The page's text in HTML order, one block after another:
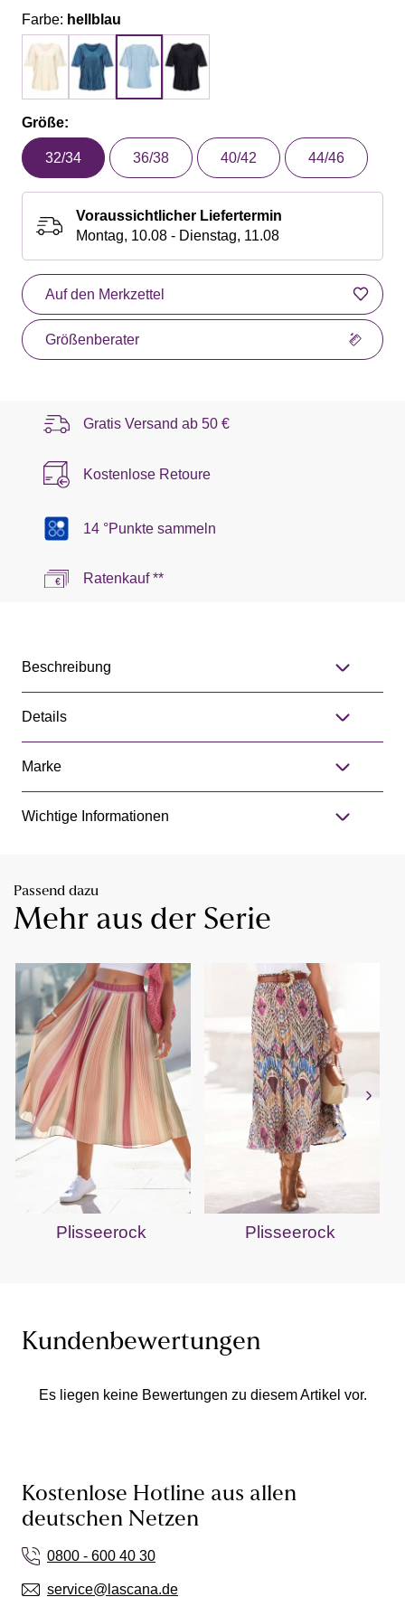
Farbe: hellblau
Größe:
32/34 36/38 40/42 44/46
Voraussichtlicher Liefertermin
Montag, 10.08 - Dienstag, 11.08
Auf den Merkzettel
Größenberater
Gratis Versand ab 50 €
Kostenlose Retoure
14 °Punkte sammeln
Ratenkauf **
Beschreibung
Details
Marke
Wichtige Informationen
Passend dazu
Mehr aus der Serie
Plisseerock Plisseerock
Kundenbewertungen
Es liegen keine Bewertungen zu diesem Artikel vor.
Kostenlose Hotline aus allen
deutschen Netzen
0800 - 600 40 30
service@lascana.de